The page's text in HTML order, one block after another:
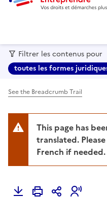
Filtrer les contenus pour
toutes les formes
See the Breadcrumb Trail
This page has been automatically
translated.
French if needed.